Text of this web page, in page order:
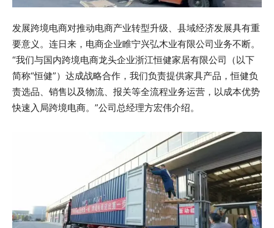
发展跨境电商对推动电商产业转型升级、县域经济发展具有重
要意义。连日来，电商企业睢宁兴弘木业有限公司业务不断。
“我们与国内跨境电商龙头企业浙江恒健家居有限公司（以下
简称“恒健”）达成战略合作，我们负责提供家具产品，恒健负
责选品、销售以及物流、报关等全流程业务运营，以成本优势
快速入局跨境电商。”公司总经理方宏伟介绍。